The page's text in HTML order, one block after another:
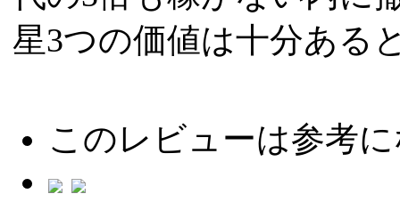
星3つの価値は十分ある
このレビューは参考